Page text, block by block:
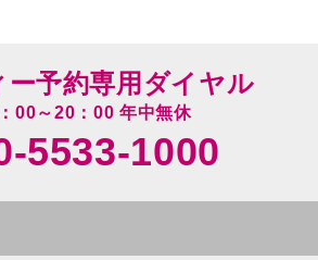
ー予約専用ダイヤル
00～20：00 年中無休
5533-1000